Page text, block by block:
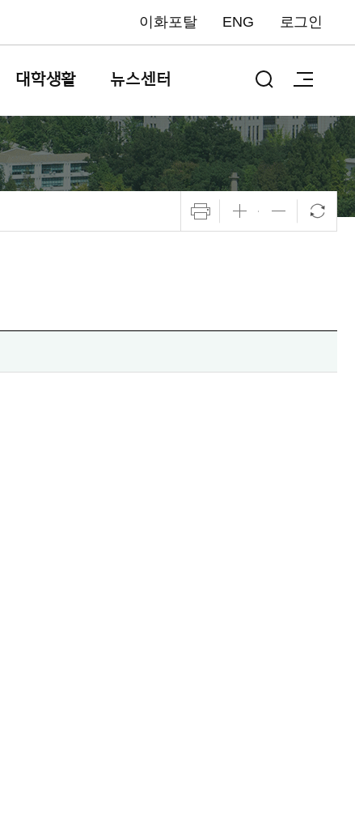
이화포탈 ENG 로그인
대학생활 뉴스센터